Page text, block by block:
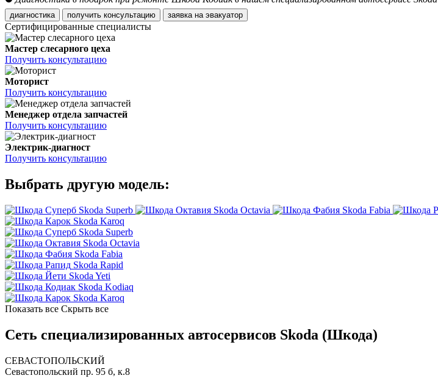
диагностика получить консультацию заявка на эвакуатор
Сертифицированные специалисты
Мастер слесарного цеха
Получить консультацию
Моторист
Получить консультацию
Менеджер отдела запчастей
Получить консультацию
Электрик-диагност
Получить консультацию
Выбрать другую модель:
Skoda Superb Skoda Octavia Skoda Fabia
Skoda Karoq
Skoda Superb
Skoda Octavia
Skoda Fabia
Skoda Rapid
Skoda Yeti
Skoda Kodiaq
Skoda Karoq
Показать все Скрыть все
Сеть специализированных автосервисов Skoda (Шкода)
СЕВАСТОПОЛЬСКИЙ
Севастопольский пр. 95 б, к.8